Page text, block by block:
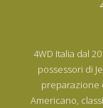
4WD Italia dal
possessori di
preparazione
Americano,